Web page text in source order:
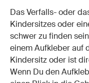
Das Verfalls- oder
Kindersitzes oder
schwer zu finden
einem Aufkleber auf
Kindersitz oder ist
Wenn Du den